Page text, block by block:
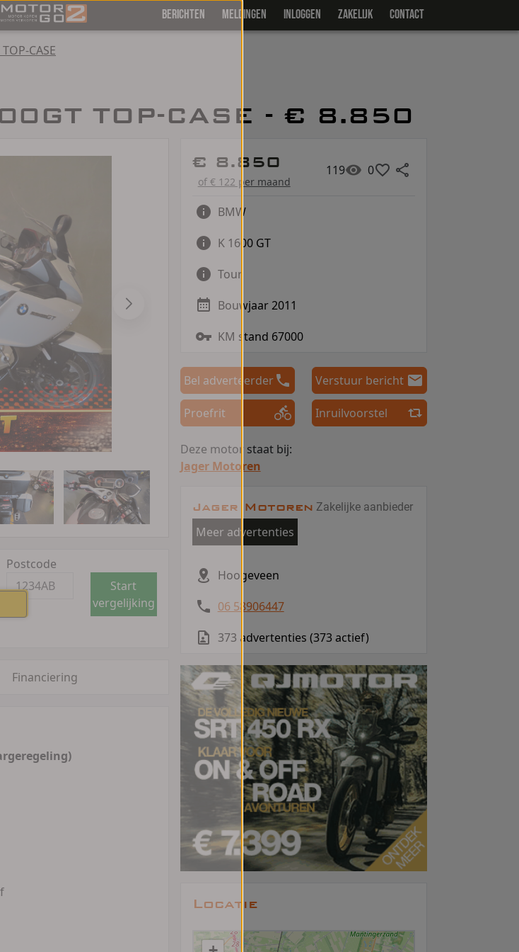
BERICHTEN MELDINGEN INLOGGEN ZAKELIJK CONTACT
CASE
TOP-CASE - € 8.850
Postcode
Start
vergelijking
Financiering
€ 8.850
of € 122 per maand
119 0
BMW
K 1600 GT
Tour
Bouwjaar 2011
KM stand 67000
Bel adverteerder Verstuur bericht
Proefrit Inruilvoorstel
Deze motor staat bij:
Jager Motoren
Jager Motoren Zakelijke aanbieder
Meer advertenties
Hoogeveen
06 58906447
373 advertenties (373 actief)
Locatie